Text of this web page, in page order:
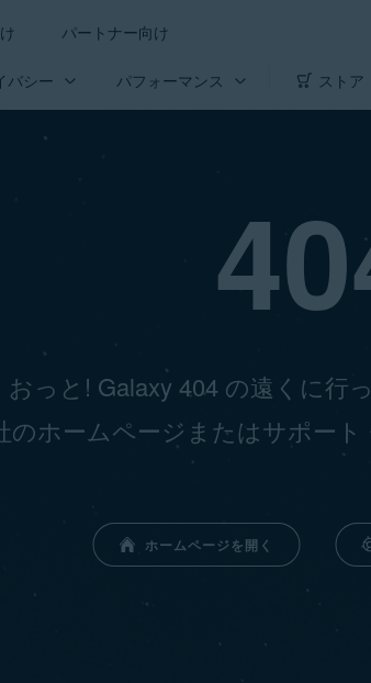
パートナー向け
バシー パフォーマンス ストア
おっと! Galaxy 404 の遠くに行
ホームページまたはサポー
ホームページを開く